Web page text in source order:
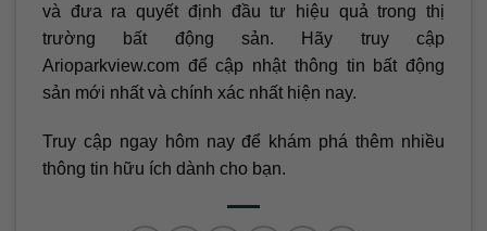
và đưa ra quyết định đầu tư hiệu quả trong thị
trường bất động sản. Hãy truy cập
Arioparkview.com để cập nhật thông tin bất động
sản mới nhất và chính xác nhất hiện nay.
Truy cập ngay hôm nay để khám phá thêm nhiều
thông tin hữu ích dành cho bạn.